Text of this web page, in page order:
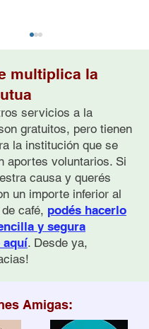
a
con
Suicidas:
multiplica la
servicios a la
gratuitos, pero tienen
la institución que se
aportes voluntarios. Si
causa y querés
un importe inferior al
café, podés hacerlo
y segura
aquí. Desde ya,
Amigas: